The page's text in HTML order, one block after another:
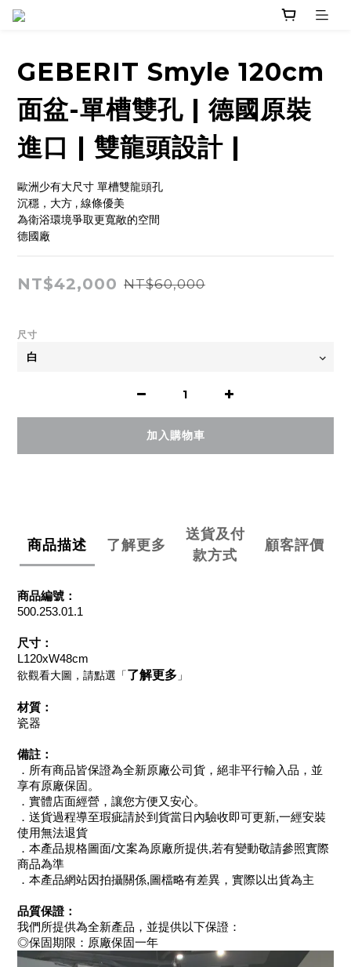
GEBERIT Smyle 120cm
面盆-單槽雙孔 | 德國原裝
進口 | 雙龍頭設計 |
歐洲少有大尺寸 單槽雙龍頭孔
沉穩，大方 , 線條優美
為衛浴環境爭取更寬敞的空間
德國廠
NT$42,000 NT$60,000
尺寸
加入購物車
商品描述 了解更多
送貨及付
款方式
顧客評價
商品編號：
500.253.01.1
尺寸：
L120xW48cm
欲觀看大圖，請點選「了解更多 」
材質：
瓷器
備註：
．所有商品皆保證為全新原廠公司貨，絕非平行輸入品，並
享有原廠保固。
．實體店面經營，讓您方便又安心。
．送貨過程導至瑕疵請於到貨當日內驗收即可更新,一經安裝
使用無法退貨
．本產品規格圖面/文案為原廠所提供,若有變動敬請參照實際
商品為準
．本產品網站因拍攝關係,圖檔略有差異，實際以出貨為主
品質保證：
我們所提供為全新產品，並提供以下保證：
◎保固期限：原廠保固一年